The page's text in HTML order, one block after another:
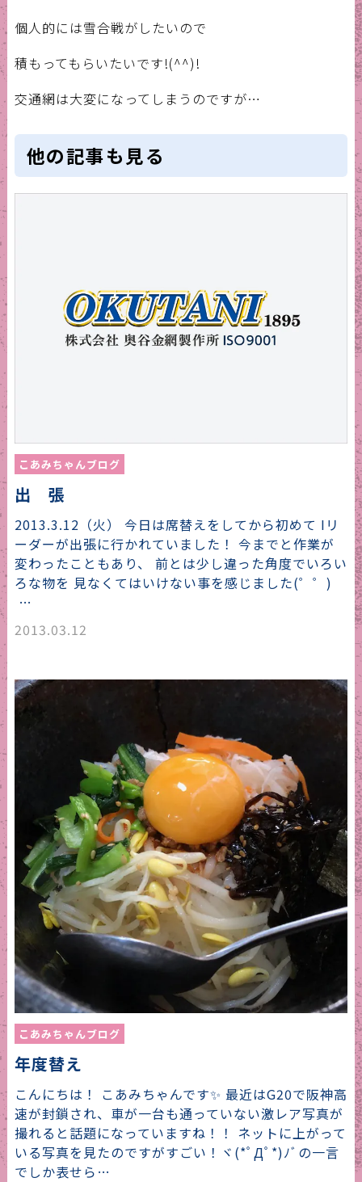
個人的には雪合戦がしたいので
積もってもらいたいです!(^^)!
交通網は大変になってしまうのですが…
他の記事も見る
こあみちゃんブログ
出 張
2013.3.12（火） 今日は席替えをしてから初めて Iリ
ーダーが出張に行かれていました！ 今までと作業が
変わったこともあり、 前とは少し違った角度でいろい
ろな物を 見なくてはいけない事を感じました(゜゜)
…
2013.03.12
こあみちゃんブログ
年度替え
こんにちは！ こあみちゃんです✨ 最近はG20で阪神高
速が封鎖され、車が一台も通っていない激レア写真が
撮れると話題になっていますね！！ ネットに上がって
いる写真を見たのですがすごい！ヾ(*ﾟДﾟ*)ﾉﾞの一言
でしか表せら…